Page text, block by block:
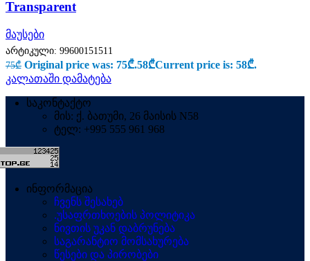
Transparent
მაუსები
არტიკული: 99600151511
75₾ Original price was: 75₾.58₾Current price is: 58₾.
კალათაში დამატება
საკონტაქტო
მის: ქ. ბათუმი, 26 მაისის N58
ტელ: +995 555 961 968
ინფორმაცია
ჩვენს შესახებ
.უსაფრთხოების პოლიტიკა
ნივთის უკან დაბრუნება
საგარანტიო მომსახურება
წესები და პირობები